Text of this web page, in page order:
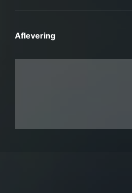
Aflevering